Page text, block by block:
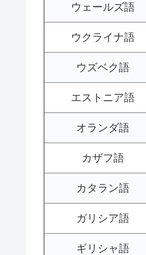
ウェールズ語
ウクライナ語
ウズベク語
エストニア語
オランダ語
カザフ語
カタラン語
ガリシア語
ギリシャ語